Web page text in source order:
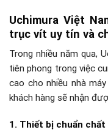
Uchimura Việt
trục vít uy tín và
Trong nhiều năm qua,
tiên phong trong việc
cao cho nhiều nhà
khách hàng sẽ nhận
1. Thiết bị chuẩn